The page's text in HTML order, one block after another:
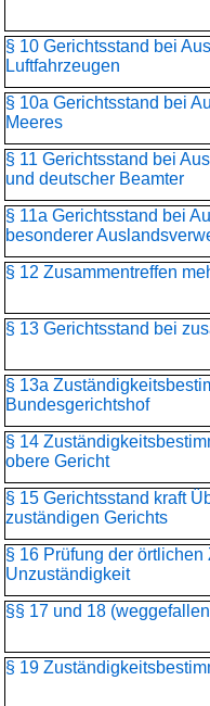
§ 10 Gerichtsstand bei
Luftfahrzeugen
§ 10a Gerichtsstand bei
Meeres
§ 11 Gerichtsstand bei
und deutscher Beamter
§ 11a Gerichtsstand bei
besonderer
§ 12 Zusammentreffen
§ 13 Gerichtsstand bei
§ 13a
Bundesgerichtshof
§ 14
obere Gericht
§ 15 Gerichtsstand kraft
zuständigen Gerichts
§ 16 Prüfung der
Unzuständigkeit
§§ 17 und 18
§ 19